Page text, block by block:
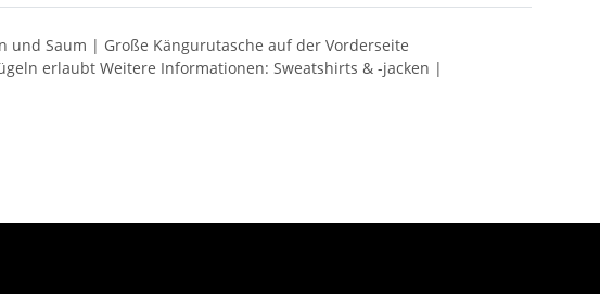
und Saum | Große Kängurutasche auf der Vorderseite
erlaubt Weitere Informationen: Sweatshirts & -jacken |